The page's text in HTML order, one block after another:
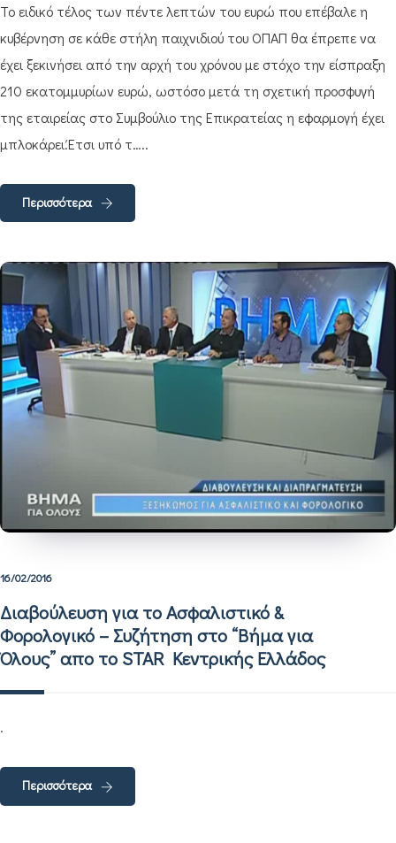
Το ειδικό τέλος των πέντε λεπτών του ευρώ που επέβαλε η
κυβέρνηση σε κάθε στήλη παιχνιδιού του ΟΠΑΠ θα έπρεπε να
έχει ξεκινήσει από την αρχή του χρόνου με στόχο την είσπραξη
210 εκατομμυρίων ευρώ, ωστόσο μετά τη σχετική προσφυγή
της εταιρείας στο Συμβούλιο της Επικρατείας η εφαρμογή έχει
μπλοκάρει.Έτσι υπό τ…..
Περισσότερα
16/02/2016
Διαβούλευση για το Ασφαλιστικό &
Φορολογικό – Συζήτηση στο “Βήμα για
Όλους” απο το STAR Kεντρικής Ελλάδος
.
Περισσότερα